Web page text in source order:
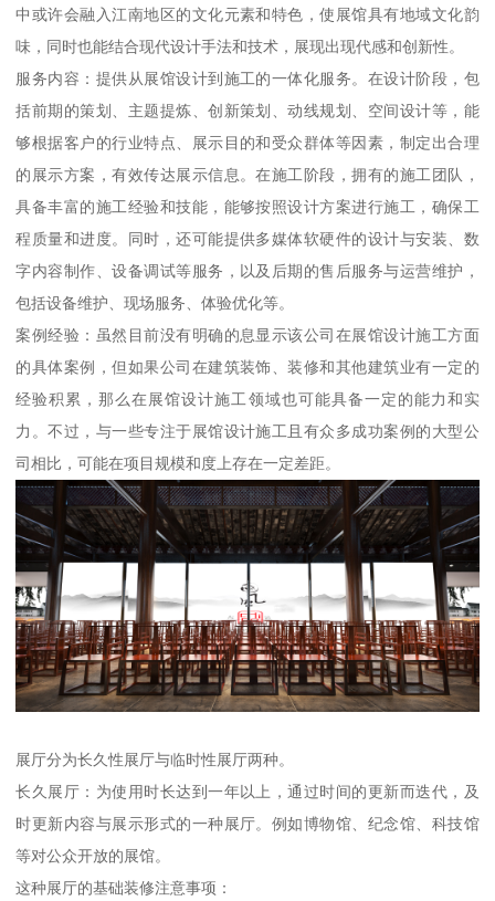
中或许会融入江南地区的文化元素和特色，使展馆具有地域文化韵
味，同时也能结合现代设计手法和技术，展现出现代感和创新性。
服务内容：提供从展馆设计到施工的一体化服务。在设计阶段，包
括前期的策划、主题提炼、创新策划、动线规划、空间设计等，能
够根据客户的行业特点、展示目的和受众群体等因素，制定出合理
的展示方案，有效传达展示信息。在施工阶段，拥有的施工团队，
具备丰富的施工经验和技能，能够按照设计方案进行施工，确保工
程质量和进度。同时，还可能提供多媒体软硬件的设计与安装、数
字内容制作、设备调试等服务，以及后期的售后服务与运营维护，
包括设备维护、现场服务、体验优化等。
案例经验：虽然目前没有明确的息显示该公司在展馆设计施工方面
的具体案例，但如果公司在建筑装饰、装修和其他建筑业有一定的
经验积累，那么在展馆设计施工领域也可能具备一定的能力和实
力。不过，与一些专注于展馆设计施工且有众多成功案例的大型公
司相比，可能在项目规模和度上存在一定差距。
展厅分为长久性展厅与临时性展厅两种。
长久展厅：为使用时长达到一年以上，通过时间的更新而迭代，及
时更新内容与展示形式的一种展厅。例如博物馆、纪念馆、科技馆
等对公众开放的展馆。
这种展厅的基础装修注意事项：